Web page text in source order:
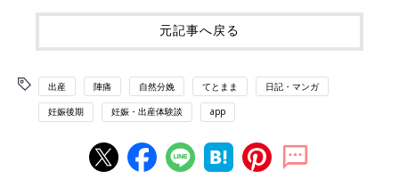
元記事へ戻る
出産 陣痛 自然分娩 てとまま 日記・マンガ
妊娠後期 妊娠・出産体験談 app